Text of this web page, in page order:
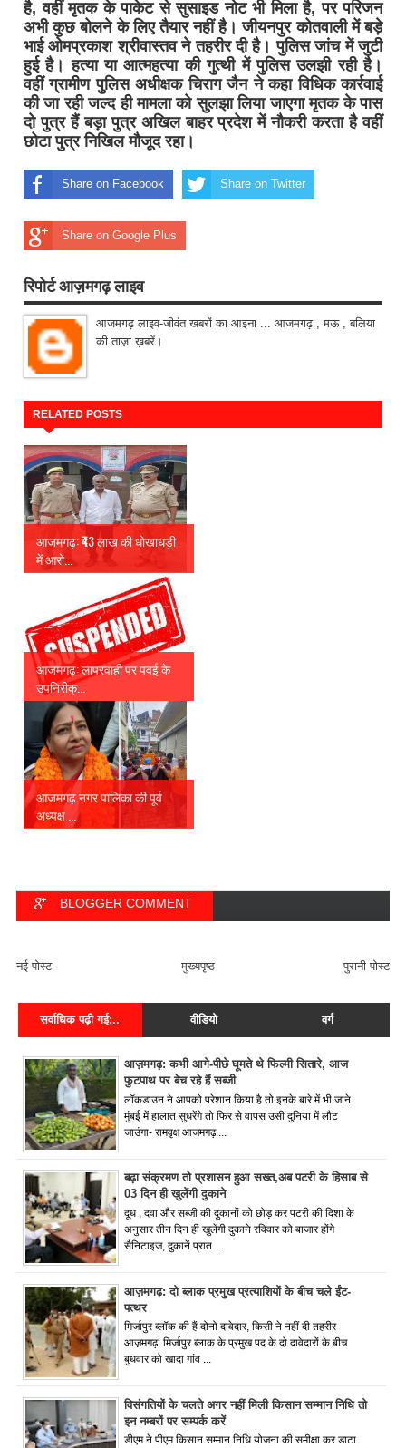
है, वहीं मृतक के पाकेट से सुसाइड नोट भी मिला है, पर परिजन
अभी कुछ बोलने के लिए तैयार नहीं है। जीयनपुर कोतवाली में बड़े
भाई ओमप्रकाश श्रीवास्तव ने तहरीर दी है। पुलिस जांच में जुटी
हुई है। हत्या या आत्महत्या की गुत्थी में पुलिस उलझी रही है।
वहीं ग्रामीण पुलिस अधीक्षक चिराग जैन ने कहा विधिक कार्रवाई
की जा रही जल्द ही मामला को सुलझा लिया जाएगा मृतक के पास
दो पुत्र हैं बड़ा पुत्र अखिल बाहर प्रदेश में नौकरी करता है वहीं
छोटा पुत्र निखिल मौजूद रहा।
Share on Facebook Share on Twitter
Share on Google Plus
रिपोर्ट आज़मगढ़ लाइव
आजमगढ़ लाइव-जीवंत खबरों का आइना ... आजमगढ़ , मऊ , बलिया
की ताज़ा ख़बरें।
RELATED POSTS
आजमगढ़: ₹43 लाख की धोखाधड़ी
में आरो...
आजमगढ़: लापरवाही पर पवई के
उपनिरीक्...
आजमगढ़ नगर पालिका की पूर्व
अध्यक्ष ...
BLOGGER COMMENT
नई पोस्ट पुरानी पोस्ट
मुख्यपृष्ठ
सर्वाधिक पढ़ी गई;.. वीडियो वर्ग
आज़मगढ़: कभी आगे-पीछे घूमते थे फिल्मी सितारे, आज
फुटपाथ पर बेच रहे हैं सब्जी
लॉकडाउन ने आपको परेशान किया है तो इनके बारे में भी जाने
मुंबई में हालात सुधरेंगे तो फिर से वापस उसी दुनिया में लौट
जाउंगा- रामवृक्ष आजमगढ़....
बढ़ा संक्रमण तो प्रशासन हुआ सख्त,अब पटरी के हिसाब से
03 दिन ही खुलेंगी दुकाने
दूध , दवा और सब्जी की दुकानों को छोड़ कर पटरी की दिशा के
अनुसार तीन दिन ही खुलेंगी दुकाने रविवार को बाजार होंगे
सैनिटाइज, दुकानें प्रात...
आज़मगढ़: दो ब्लाक प्रमुख प्रत्याशियों के बीच चले ईंट-
पत्थर
मिर्जापुर ब्लॉक की हैं दोनो दावेदार, किसी ने नहीं दी तहरीर
आज़मगढ़: मिर्जापुर ब्लाक के प्रमुख पद के दो दावेदारों के बीच
बुधवार को खादा गांव ...
विसंगतियों के चलते अगर नहीं मिली किसान सम्मान निधि तो
इन नम्बरों पर सम्पर्क करें
डीएम ने पीएम किसान सम्मान निधि योजना की समीक्षा कर डाटा